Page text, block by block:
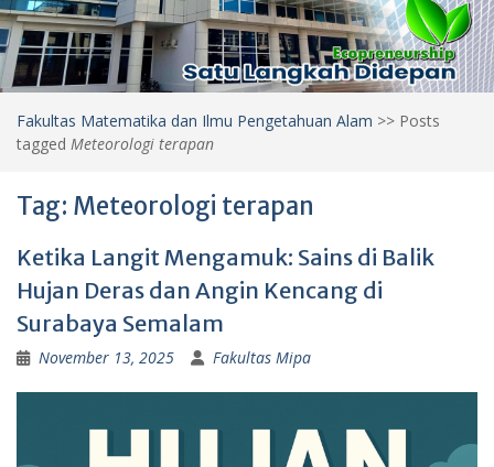
Fakultas Matematika dan Ilmu Pengetahuan Alam >> Posts
tagged Meteorologi terapan
Tag: Meteorologi terapan
Ketika Langit Mengamuk: Sains di Balik
Hujan Deras dan Angin Kencang di
Surabaya Semalam
November 13, 2025 Fakultas Mipa